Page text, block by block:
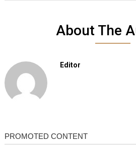
About The
Editor